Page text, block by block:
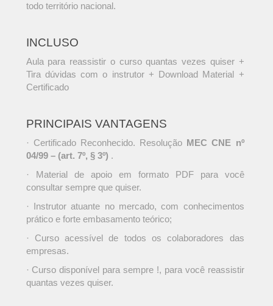
todo território nacional.
INCLUSO
Aula para reassistir o curso quantas vezes quiser +
Tira dúvidas com o instrutor + Download Material +
Certificado
PRINCIPAIS VANTAGENS
· Certificado Reconhecido. Resolução MEC CNE nº
04/99 – (art. 7º, § 3º) .
· Material de apoio em formato PDF para você
consultar sempre que quiser.
· Instrutor atuante no mercado, com conhecimentos
prático e forte embasamento teórico;
· Curso acessível de todos os colaboradores das
empresas.
· Curso disponível para sempre !, para você reassistir
quantas vezes quiser.